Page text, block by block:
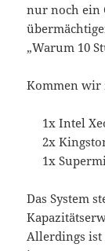
nur noch ein
„Warum 10
Kommen wir
1x Intel
2x
1x
Das System
Allerdings ist